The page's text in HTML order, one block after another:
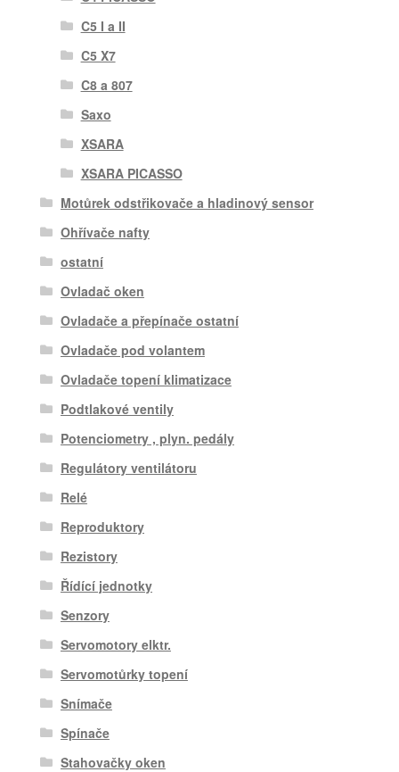
C5 I a II
C5 X7
C8 a 807
Saxo
XSARA
XSARA PICASSO
Motůrek odstřikovače a hladinový sensor
Ohřívače nafty
ostatní
Ovladač oken
Ovladače a přepínače ostatní
Ovladače pod volantem
Ovladače topení klimatizace
Podtlakové ventily
Potenciometry , plyn. pedály
Regulátory ventilátoru
Relé
Reproduktory
Rezistory
Řídící jednotky
Senzory
Servomotory elktr.
Servomotůrky topení
Snímače
Spínače
Stahovačky oken